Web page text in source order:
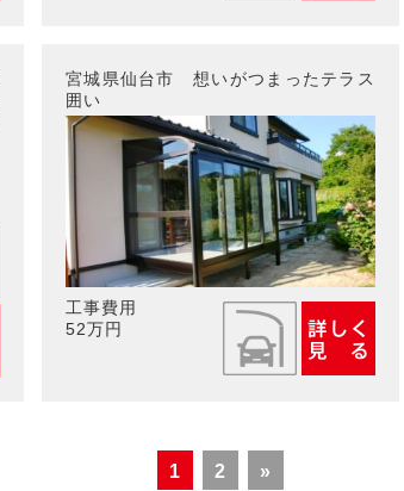
宮城県仙台市 想いがつまったテラス
囲い
工事費用
52万円
1 2 »